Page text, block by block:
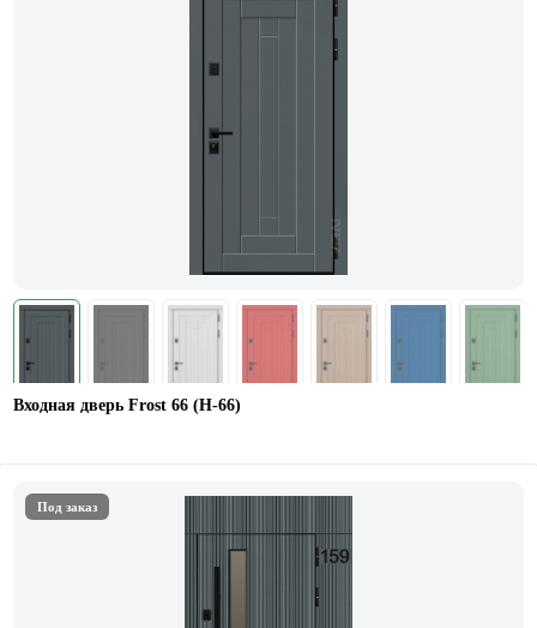
Входная дверь Frost 66 (Н-66)
Под заказ